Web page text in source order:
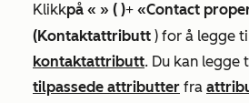
Klikkpå « » ( )+ «Contact
(Kontaktattributt ) for å legge
kontaktattributt. Du kan legge
tilpassede attributter fra